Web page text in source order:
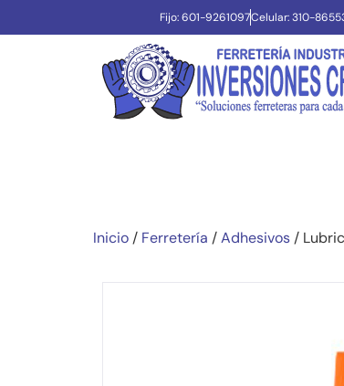
Fijo: 601-9261097Celular: 310-
Inicio/ Ferretería /Adhesivos/